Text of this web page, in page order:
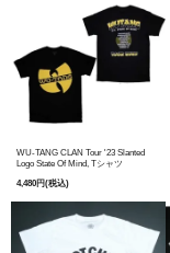
WU-TANG CLAN Tour '23 Slanted
Logo State Of Mind, Tシャツ
4,480円(税込)